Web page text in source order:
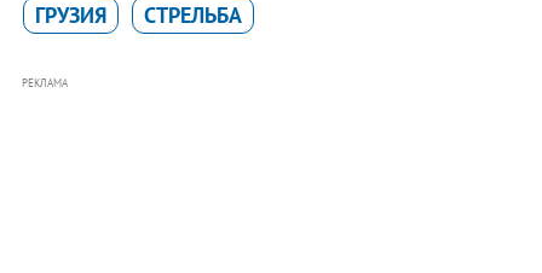
ГРУЗИЯ СТРЕЛЬБА
РЕКЛАМА